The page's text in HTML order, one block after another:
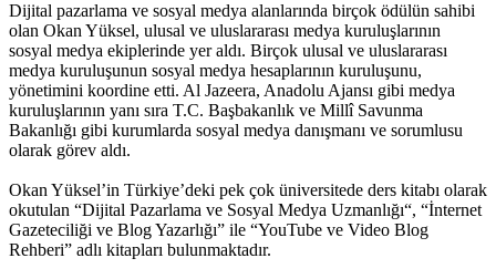
Dijital pazarlama ve sosyal medya alanlarında birçok ödülün sahibi
olan Okan Yüksel, ulusal ve uluslararası medya kuruluşlarının
sosyal medya ekiplerinde yer aldı. Birçok ulusal ve uluslararası
medya kuruluşunun sosyal medya hesaplarının kuruluşunu,
yönetimini koordine etti. Al Jazeera, Anadolu Ajansı gibi medya
kuruluşlarının yanı sıra T.C. Başbakanlık ve Millî Savunma
Bakanlığı gibi kurumlarda sosyal medya danışmanı ve sorumlusu
olarak görev aldı.
Okan Yüksel’in Türkiye’deki pek çok üniversitede ders kitabı olarak
okutulan “Dijital Pazarlama ve Sosyal Medya Uzmanlığı“, “İnternet
Gazeteciliği ve Blog Yazarlığı” ile “YouTube ve Video Blog
Rehberi” adlı kitapları bulunmaktadır.